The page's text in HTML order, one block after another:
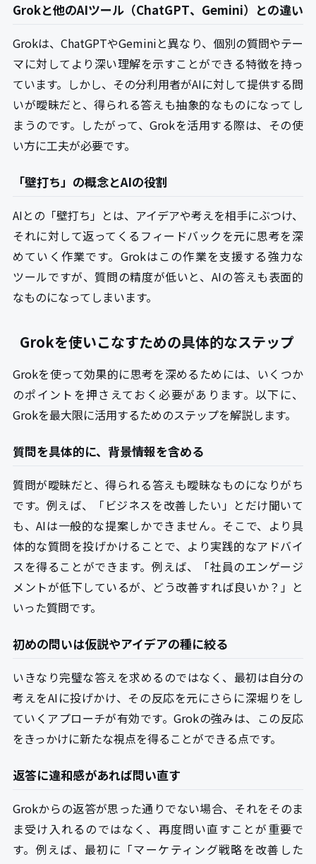
Grokと他のAIツール（ChatGPT、Gemini）との違い
Grokは、ChatGPTやGeminiと異なり、個別の質問やテー
マに対してより深い理解を示すことができる特徴を持っ
ています。しかし、その分利用者がAIに対して提供する問
いが曖昧だと、得られる答えも抽象的なものになってし
まうのです。したがって、Grokを活用する際は、その使
い方に工夫が必要です。
「壁打ち」の概念とAIの役割
AIとの「壁打ち」とは、アイデアや考えを相手にぶつけ、
それに対して返ってくるフィードバックを元に思考を深
めていく作業です。Grokはこの作業を支援する強力な
ツールですが、質問の精度が低いと、AIの答えも表面的
なものになってしまいます。
Grokを使いこなすための具体的なステップ
Grokを使って効果的に思考を深めるためには、いくつか
のポイントを押さえておく必要があります。以下に、
Grokを最大限に活用するためのステップを解説します。
質問を具体的に、背景情報を含める
質問が曖昧だと、得られる答えも曖昧なものになりがち
です。例えば、「ビジネスを改善したい」とだけ聞いて
も、AIは一般的な提案しかできません。そこで、より具
体的な質問を投げかけることで、より実践的なアドバイ
スを得ることができます。例えば、「社員のエンゲージ
メントが低下しているが、どう改善すれば良いか？」と
いった質問です。
初めの問いは仮説やアイデアの種に絞る
いきなり完璧な答えを求めるのではなく、最初は自分の
考えをAIに投げかけ、その反応を元にさらに深堀りをし
ていくアプローチが有効です。Grokの強みは、この反応
をきっかけに新たな視点を得ることができる点です。
返答に違和感があれば問い直す
Grokからの返答が思った通りでない場合、それをそのま
ま受け入れるのではなく、再度問い直すことが重要で
す。例えば、最初に「マーケティング戦略を改善した